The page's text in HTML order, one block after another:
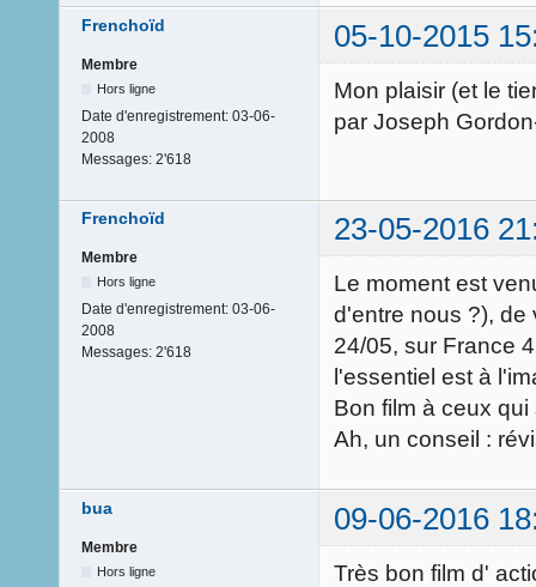
Frenchoïd 05-10-2015
Membre
Hors ligne
Date d'enregistrement: 03-06-
2008
Messages: 2'618
Mon plaisir (et le
par Joseph
Frenchoïd 23-05-2016
Membre
Hors ligne
Date d'enregistrement: 03-06-
2008
Messages: 2'618
Le moment est
d'entre nous ?), de
24/05, sur France
l'essentiel est à
Bon film à ceux
Ah, un conseil :
bua 09-06-2016
Membre
Hors ligne
Très bon film d'